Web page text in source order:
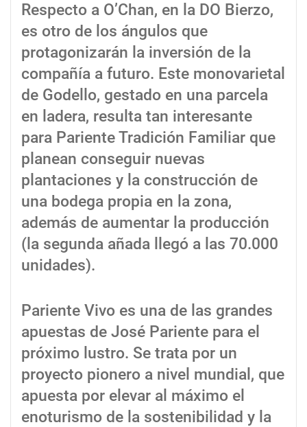
Respecto a O’Chan, en la DO Bierzo,
es otro de los ángulos que
protagonizarán la inversión de la
compañía a futuro. Este monovarietal
de Godello, gestado en una parcela
en ladera, resulta tan interesante
para Pariente Tradición Familiar que
planean conseguir nuevas
plantaciones y la construcción de
una bodega propia en la zona,
además de aumentar la producción
(la segunda añada llegó a las 70.000
unidades).
Pariente Vivo es una de las grandes
apuestas de José Pariente para el
próximo lustro. Se trata por un
proyecto pionero a nivel mundial, que
apuesta por elevar al máximo el
enoturismo de la sostenibilidad y la